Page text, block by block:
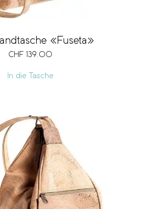
«Fuseta»
CHF 139.00
In die Tasche